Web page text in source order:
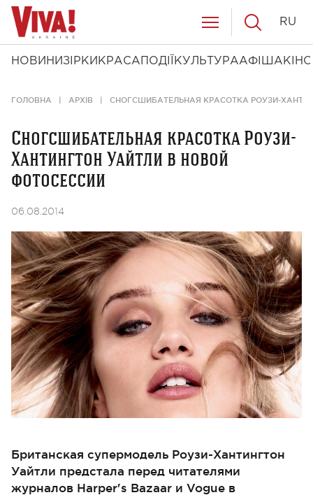
НОВИНИ ЗІРКИ КРАСА ПОДІЇ КУЛЬТУРААФІША КІНО
RU
ГОЛОВНА АРХІВ СНОГСШИБАТЕЛЬНАЯ КРАСОТКА РОУЗИ-
Сногсшибательная красотка Роузи-
Хантингтон Уайтли в новой
фотосессии
06.08.2014
Британская супермодель Роузи-Хантингтон
Уайтли предстала перед читателями
журналов Harper's Bazaar и Vogue в